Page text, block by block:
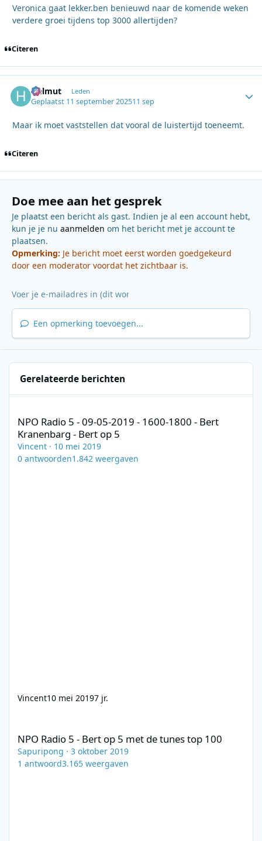
Veronica gaat lekker.ben benieuwd naar de komende weken
verdere groei tijdens top 3000 allertijden?
Citeren
Helmut Leden
Geplaatst 11 september 202511 sep
Maar ik moet vaststellen dat vooral de luistertijd toeneemt.
Citeren
Doe mee aan het gesprek
Je plaatst een bericht als gast. Indien je al een account hebt,
kun je je nu aanmelden om het bericht met je account te
plaatsen.
Opmerking: Je bericht moet eerst worden goedgekeurd
door een moderator voordat het zichtbaar is.
Een opmerking toevoegen...
Gerelateerde berichten
NPO Radio 5 - 09-05-2019 - 1600-1800 - Bert
Kranenbarg - Bert op 5
Vincent · 10 mei 2019
0 antwoorden1.842 weergaven
Vincent10 mei 20197 jr.
NPO Radio 5 - Bert op 5 met de tunes top 100
Sapuripong · 3 oktober 2019
1 antwoord3.165 weergaven